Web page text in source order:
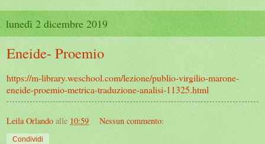
lunedì 2 dicembre 2019
Eneide- Proemio
https://m-library.weschool.com/lezione/publio-virgilio-marone-
eneide-proemio-metrica-traduzione-analisi-11325.html
Leila Orlando alle 10:59 Nessun commento:
Condividi